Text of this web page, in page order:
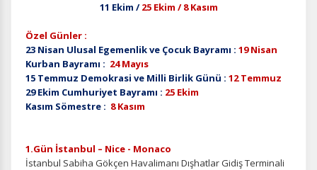
11 Ekim /25 Ekim / 8 Kasım
Özel Günler :
23 Nisan Ulusal Egemenlik ve Çocuk Bayramı : 19 Nisan
Kurban Bayramı : 24 Mayıs
15 Temmuz Demokrasi ve Milli Birlik Günü : 12 Temmuz
29 Ekim Cumhuriyet Bayramı : 25 Ekim
Kasım Sömestre : 8 Kasım
1.Gün İstanbul – Nice - Monaco
İstanbul Sabiha Gökçen Havalimanı Dışhatlar Gidiş Terminali